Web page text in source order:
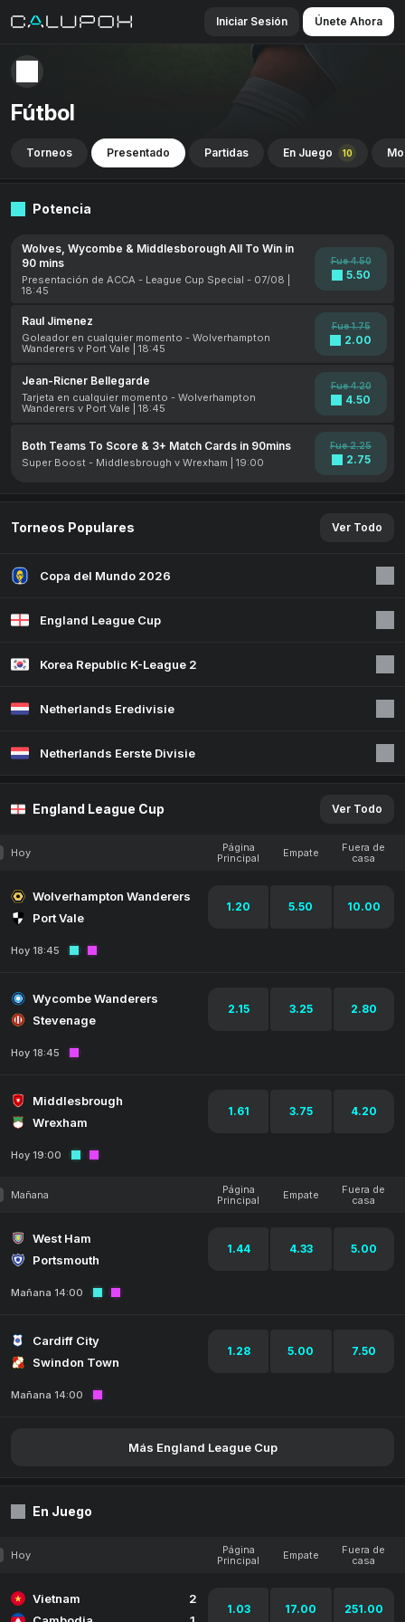
Iniciar Sesión Únete Ahora
Fútbol
Torneos Presentado Partidas En Juego 10
Potencia
Wolves, Wycombe & Middlesborough All To Win in
90 mins
Presentación de ACCA - League Cup Special - 07/08 |
18:45
Fue 4.50
5.50
Raul Jimenez
Goleador en cualquier momento - Wolverhampton
Wanderers v Port Vale | 18:45
Fue 1.75
2.00
Jean-Ricner Bellegarde
Tarjeta en cualquier momento - Wolverhampton
Wanderers v Port Vale | 18:45
Fue 4.20
4.50
Both Teams To Score & 3+ Match Cards in 90mins
Super Boost - Middlesbrough v Wrexham | 19:00
Fue 2.25
2.75
Torneos Populares Ver Todo
Copa del Mundo 2026
England League Cup
Korea Republic K-League 2
Netherlands Eredivisie
Netherlands Eerste Divisie
England League Cup Ver Todo
Hoy
Página
Principal
Empate
Fuera de
casa
Wolverhampton Wanderers
Port Vale
1.20 5.50 10.00
Hoy 18:45
Wycombe Wanderers
Stevenage
2.15 3.25 2.80
Hoy 18:45
Middlesbrough
Wrexham
1.61 3.75 4.20
Hoy 19:00
Mañana
Página
Principal
Empate
Fuera de
casa
West Ham
Portsmouth
1.44 4.33 5.00
Mañana 14:00
Cardiff City
Swindon Town
1.28 5.00 7.50
Mañana 14:00
Más England League Cup
En Juego
Hoy
Página
Principal
Empate
Fuera de
casa
Vietnam
2
1.03 17.00 251.00